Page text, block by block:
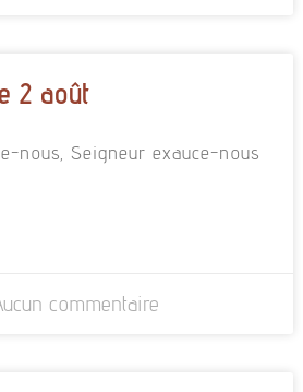
2 août
nous, Seigneur exauce-nous
commentaire